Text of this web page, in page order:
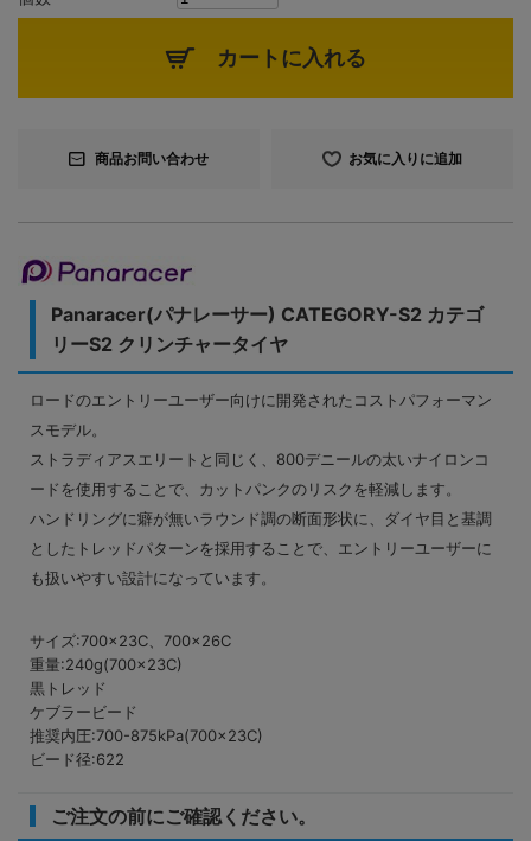
カートに入れる
商品お問い合わせ お気に入りに追加
Panaracer(パナレーサー) CATEGORY-S2 カテゴ
リーS2 クリンチャータイヤ
ロードのエントリーユーザー向けに開発されたコストパフォーマン
スモデル。
ストラディアスエリートと同じく、800デニールの太いナイロンコ
ードを使用することで、カットパンクのリスクを軽減します。
ハンドリングに癖が無いラウンド調の断面形状に、ダイヤ目と基調
としたトレッドパターンを採用することで、エントリーユーザーに
も扱いやすい設計になっています。
サイズ:700×23C、700×26C
重量:240g(700×23C)
黒トレッド
ケブラービード
推奨内圧:700-875kPa(700×23C)
ビード径:622
ご注文の前にご確認ください。